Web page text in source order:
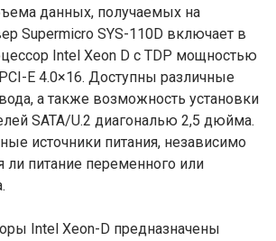
данных, получаемых на
Supermicro SYS-110D включает в
Intel Xeon D с TDP мощностью
E 4.0×16. Доступны различные
а также возможность установки
SATA/U.2 диагональю 2,5 дюйма.
источники питания, независимо
ли питание переменного или
Intel Xeon-D предназначены